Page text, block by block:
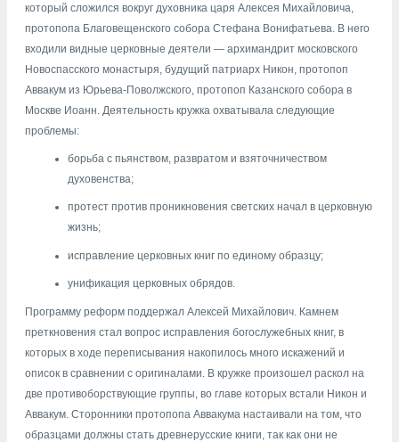
который сложился вокруг духовника царя Алексея Михайловича,
протопопа Благовещенского собора Стефана Вонифатьева. В него
входили видные церковные деятели — архимандрит московского
Новоспасского монастыря, будущий патриарх Никон, протопоп
Аввакум из Юрьева-Поволжского, протопоп Казанского собора в
Москве Иоанн. Деятельность кружка охватывала следующие
проблемы:
борьба с пьянством, развратом и взяточничеством
духовенства;
протест против проникновения светских начал в церковную
жизнь;
исправление церковных книг по единому образцу;
унификация церковных обрядов.
Программу реформ поддержал Алексей Михайлович. Камнем
преткновения стал вопрос исправления богослужебных книг, в
которых в ходе переписывания накопилось много искажений и
описок в сравнении с оригиналами. В кружке произошел раскол на
две противоборствующие группы, во главе которых встали Никон и
Аввакум. Сторонники протопопа Аввакума настаивали на том, что
образцами должны стать древнерусские книги, так как они не